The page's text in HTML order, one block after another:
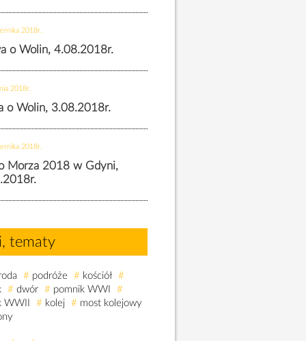
2018r.
o Wolin, 4.08.2018r.
2018r.
o Wolin, 3.08.2018r.
2018r.
Morza 2018 w Gdyni,
tematy
# podróże # kościół #
# dwór # pomnik WWI
#
WWII
# kolej # most kolejowy